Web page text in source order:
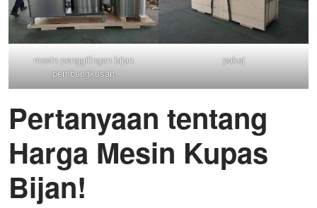
mesin penggilingan bijan
pembungkusan
pakej
Pertanyaan tentang
Harga Mesin Kupas
Bijan!